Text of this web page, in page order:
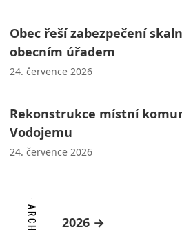
Obec řeší zabezpečení
obecním úřadem
24. července 2026
Rekonstrukce místní
Vodojemu
24. července 2026
2026